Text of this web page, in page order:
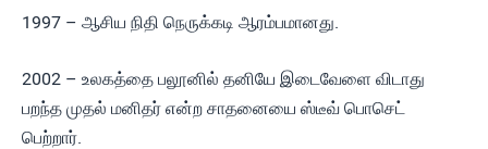
1997 – ஆசிய நிதி நெருக்கடி ஆரம்பமானது.
2002 – உலகத்தை பலூனில் தனியே இடைவேளை விடாது
பறந்த முதல் மனிதர் என்ற சாதனையை ஸ்டீவ் பொசெட்
பெற்றார்.